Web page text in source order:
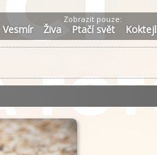
Zobrazit pouze:
Vesmír Živa Ptačí svět Koktejl